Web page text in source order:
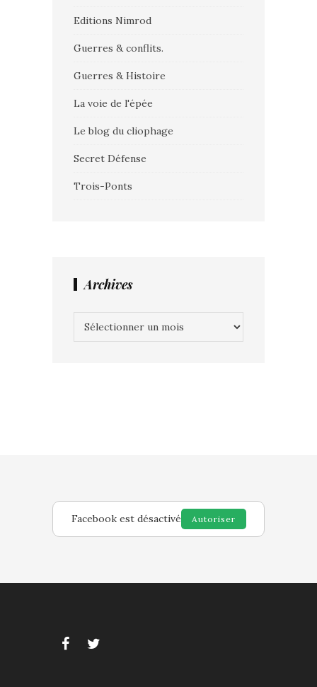
Editions Nimrod
Guerres & conflits.
Guerres & Histoire
La voie de l'épée
Le blog du cliophage
Secret Défense
Trois-Ponts
Archives
Facebook est désactivé Autoriser